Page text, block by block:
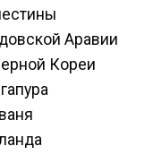
Аравии
Кореи